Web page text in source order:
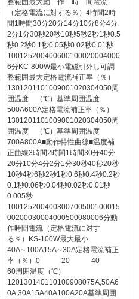
整範囲最大動 作 時 間電流
（定格電流に対する％）4時間2時
間1時間30分20分14分10分8分4分
2分1分30秒20秒10秒5秒2秒1秒0.5
秒0.2秒0.1秒0.05秒0.02秒0.01秒
100125200400600100020004000
6分KC-800W最小電磁引外し可調
整範囲最大定格電流補正率（％）
1301201101009001020304050周
囲温度 （℃）基準周囲温度
500A600A定格電流補正率（％）
1301201101009001020304050周
囲温度 （℃）基準周囲温度
700A800A■動作特性曲線■温度補
正曲線3時間2時間1時間30分40分
20分10分4分2分1分30秒40秒20秒
10秒4秒6秒2秒1秒0.6秒0.4秒0.2秒
0.1秒0.06秒0.04秒0.02秒0.01秒
0.005秒
100125200400300700500100015
00200030004000500080006分動
作時間電流（定格電流に対す
る％）KS-100W最大最小
40A∼100A15A∼30A定格電流補正
率（％）0 20 40
60周囲温度（℃）
120130140110100908075A,50A6
0A,30A15A40A100A20A基準周囲